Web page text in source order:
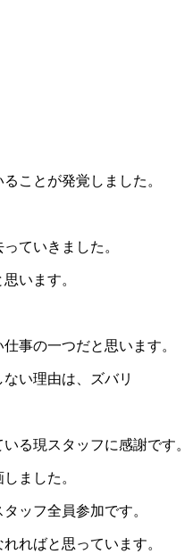
ことが発覚しました。
ていきました。
います。
事の一つだと思います。
い理由は、ズバリ
る現スタッフに感謝です。
ました。
ッフ全員参加です。
ればと思っています。